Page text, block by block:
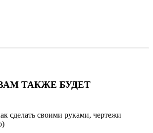
ТАКЖЕ БУДЕТ